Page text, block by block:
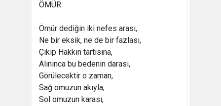
ÖMÜR
Ömür dediğin iki nefes arası,
Ne bir eksik, ne de bir fazlası,
Çıkıp Hakkın tartısına,
Alınınca bu bedenin darası,
Görülecektir o zaman,
Sağ omuzun akıyla,
Sol omuzun karası,